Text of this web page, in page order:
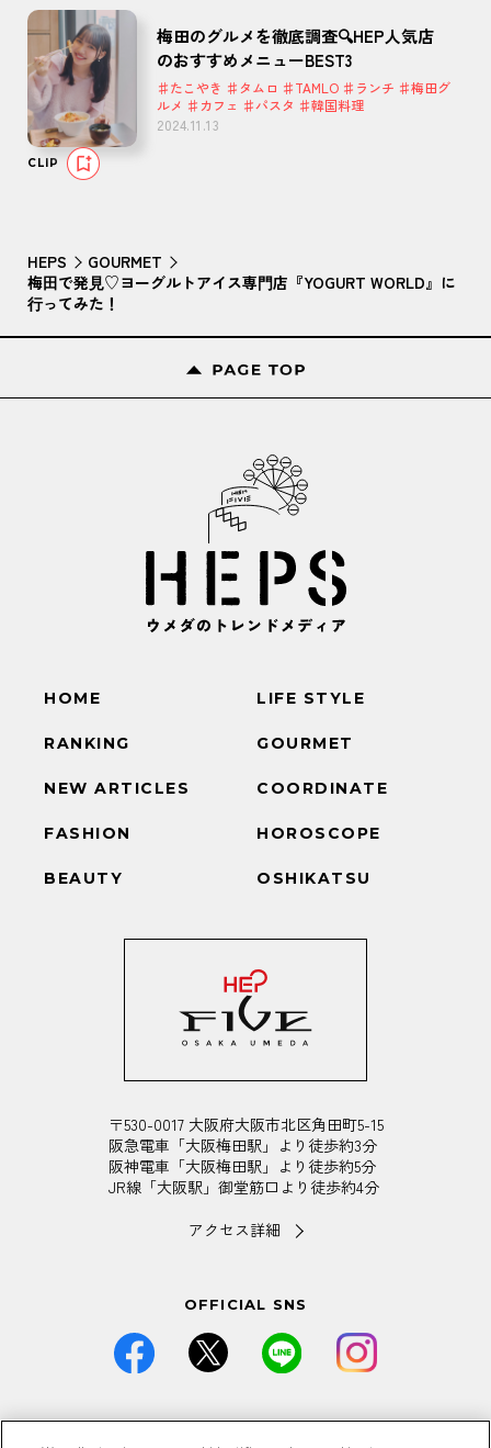
梅田のグルメを徹底調査🔍HEP人気店
のおすすめメニューBEST3
♯たこやき ♯タムロ ♯TAMLO ♯ランチ ♯梅田グ
ルメ ♯カフェ ♯パスタ ♯韓国料理
2024.11.13
CLIP
HEPS
GOURMET
梅⽥で発⾒♡ヨーグルトアイス専⾨店『YOGURT WORLD』に
⾏ってみた！
HOME
RANKING
NEW ARTICLES
FASHION
BEAUTY
LIFE STYLE
GOURMET
COORDINATE
HOROSCOPE
OSHIKATSU
〒530-0017 大阪府大阪市北区角田町5-15
阪急電車「大阪梅田駅」より徒歩約3分
阪神電車「大阪梅田駅」より徒歩約5分
JR線「大阪駅」御堂筋口より徒歩約4分
アクセス詳細
OFFICIAL SNS